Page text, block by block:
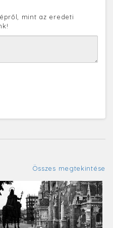
mint az eredeti
Összes megtekintése